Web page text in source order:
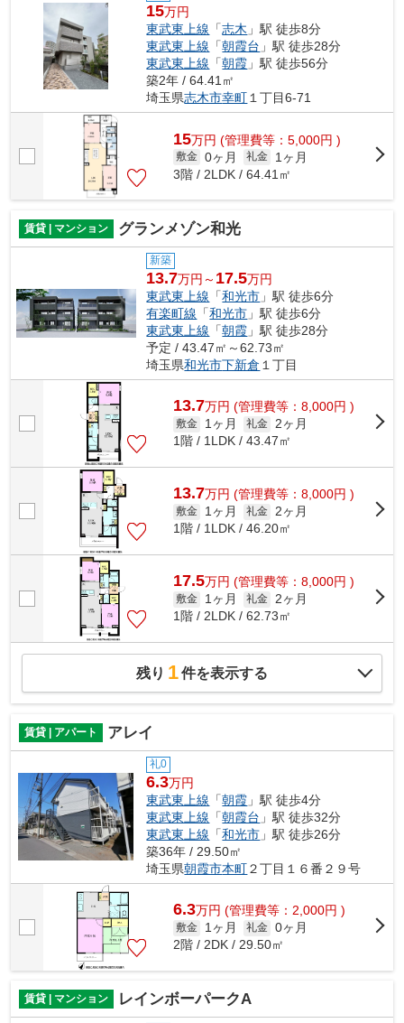
15万円
東武東上線 「志木 」駅 徒歩8分
東武東上線 「朝霞台 」駅 徒歩28分
東武東上線 「朝霞 」駅 徒歩56分
築2年 / 64.41㎡
埼玉県志木市幸町 １丁目6-71
15万円 (管理費等：5,000円 )
敷金 0ヶ月 礼金
1ヶ月
3階 / 2LDK / 64.41㎡
賃貸 | マンション グランメゾン和光
新築
13.7万円～ 17.5万円
東武東上線 「和光市 」駅 徒歩6分
有楽町線 「和光市 」駅 徒歩6分
東武東上線 「朝霞 」駅 徒歩28分
予定 / 43.47㎡～62.73㎡
埼玉県和光市下新倉 １丁目
13.7万円 (管理費等：8,000円 )
敷金 1ヶ月 礼金 2ヶ月
1階 / 1LDK / 43.47㎡
13.7万円 (管理費等：8,000円 )
敷金 1ヶ月 礼金 2ヶ月
1階 / 1LDK / 46.20㎡
17.5万円 (管理費等：8,000円 )
敷金 1ヶ月 礼金 2ヶ月
1階 / 2LDK / 62.73㎡
残り 1件を表示する
賃貸 | アパート アレイ
礼0
6.3万円
東武東上線 「朝霞 」駅 徒歩4分
東武東上線 「朝霞台 」駅 徒歩32分
東武東上線 「和光市 」駅 徒歩26分
築36年 / 29.50㎡
埼玉県朝霞市本町２丁目１６番２９号
6.3万円 (管理費等：2,000円 )
敷金 1ヶ月 礼金 0ヶ月
2階 / 2DK / 29.50㎡
賃貸 | マンション レインボーパークA